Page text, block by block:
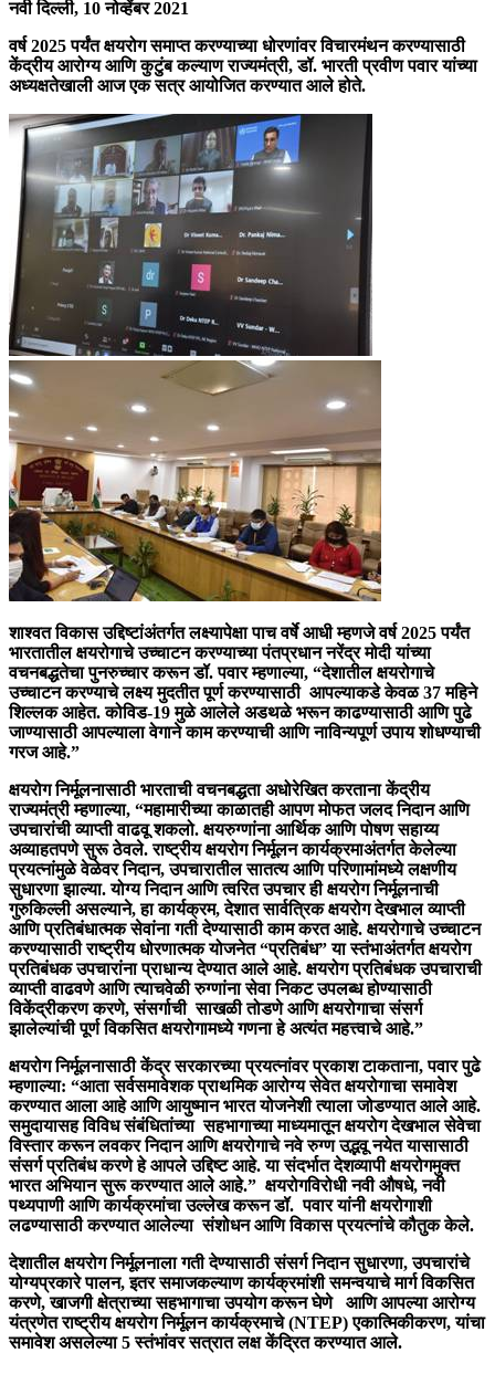
नवी दिल्ली, 10 नोव्हेंबर 2021
वर्ष 2025 पर्यंत क्षयरोग समाप्त करण्याच्या धोरणांवर विचारमंथन करण्यासाठी
केंद्रीय आरोग्य आणि कुटुंब कल्याण राज्यमंत्री, डॉ. भारती प्रवीण पवार यांच्या
अध्यक्षतेखाली आज एक सत्र आयोजित करण्यात आले होते.
शाश्वत विकास उद्दिष्टांअंतर्गत लक्ष्यापेक्षा पाच वर्षे आधी म्हणजे वर्ष 2025 पर्यंत
भारतातील क्षयरोगाचे उच्चाटन करण्याच्या पंतप्रधान नरेंद्र मोदी यांच्या
वचनबद्धतेचा पुनरुच्चार करून डॉ. पवार म्हणाल्या, “देशातील क्षयरोगाचे
उच्चाटन करण्याचे लक्ष्य मुदतीत पूर्ण करण्यासाठी आपल्याकडे केवळ 37 महिने
शिल्लक आहेत. कोविड-19 मुळे आलेले अडथळे भरून काढण्यासाठी आणि पुढे
जाण्यासाठी आपल्याला वेगाने काम करण्याची आणि नाविन्यपूर्ण उपाय शोधण्याची
गरज आहे.”
क्षयरोग निर्मूलनासाठी भारताची वचनबद्धता अधोरेखित करताना केंद्रीय
राज्यमंत्री म्हणाल्या, “महामारीच्या काळातही आपण मोफत जलद निदान आणि
उपचारांची व्याप्ती वाढवू शकलो. क्षयरुग्णांना आर्थिक आणि पोषण सहाय्य
अव्याहतपणे सुरू ठेवले. राष्ट्रीय क्षयरोग निर्मूलन कार्यक्रमाअंतर्गत केलेल्या
प्रयत्नांमुळे वेळेवर निदान, उपचारातील सातत्य आणि परिणामांमध्ये लक्षणीय
सुधारणा झाल्या. योग्य निदान आणि त्वरित उपचार ही क्षयरोग निर्मूलनाची
गुरुकिल्ली असल्याने, हा कार्यक्रम, देशात सार्वत्रिक क्षयरोग देखभाल व्याप्ती
आणि प्रतिबंधात्मक सेवांना गती देण्यासाठी काम करत आहे. क्षयरोगाचे उच्चाटन
करण्यासाठी राष्ट्रीय धोरणात्मक योजनेत “प्रतिबंध” या स्तंभाअंतर्गत क्षयरोग
प्रतिबंधक उपचारांना प्राधान्य देण्यात आले आहे. क्षयरोग प्रतिबंधक उपचाराची
व्याप्ती वाढवणे आणि त्याचवेळी रुग्णांना सेवा निकट उपलब्ध होण्यासाठी
विकेंद्रीकरण करणे, संसर्गाची साखळी तोडणे आणि क्षयरोगाचा संसर्ग
झालेल्यांची पूर्ण विकसित क्षयरोगामध्ये गणना हे अत्यंत महत्त्वाचे आहे.”
क्षयरोग निर्मूलनासाठी केंद्र सरकारच्या प्रयत्नांवर प्रकाश टाकताना, पवार पुढे
म्हणाल्या: “आता सर्वसमावेशक प्राथमिक आरोग्य सेवेत क्षयरोगाचा समावेश
करण्यात आला आहे आणि आयुष्मान भारत योजनेशी त्याला जोडण्यात आले आहे.
समुदायासह विविध संबंधितांच्या सहभागाच्या माध्यमातून क्षयरोग देखभाल सेवेचा
विस्तार करून लवकर निदान आणि क्षयरोगाचे नवे रुग्ण उद्भवू नयेत यासासाठी
संसर्ग प्रतिबंध करणे हे आपले उद्दिष्ट आहे. या संदर्भात देशव्यापी क्षयरोगमुक्त
भारत अभियान सुरू करण्यात आले आहे.” क्षयरोगविरोधी नवी औषधे, नवी
पथ्यपाणी आणि कार्यक्रमांचा उल्लेख करून डॉ. पवार यांनी क्षयरोगाशी
लढण्यासाठी करण्यात आलेल्या संशोधन आणि विकास प्रयत्नांचे कौतुक केले.
देशातील क्षयरोग निर्मूलनाला गती देण्यासाठी संसर्ग निदान सुधारणा, उपचारांचे
योग्यप्रकारे पालन, इतर समाजकल्याण कार्यक्रमांशी समन्वयाचे मार्ग विकसित
करणे, खाजगी क्षेत्राच्या सहभागाचा उपयोग करून घेणे आणि आपल्या आरोग्य
यंत्रणेत राष्ट्रीय क्षयरोग निर्मूलन कार्यक्रमाचे (NTEP) एकात्मिकीकरण, यांचा
समावेश असलेल्या 5 स्तंभांवर सत्रात लक्ष केंद्रित करण्यात आले.